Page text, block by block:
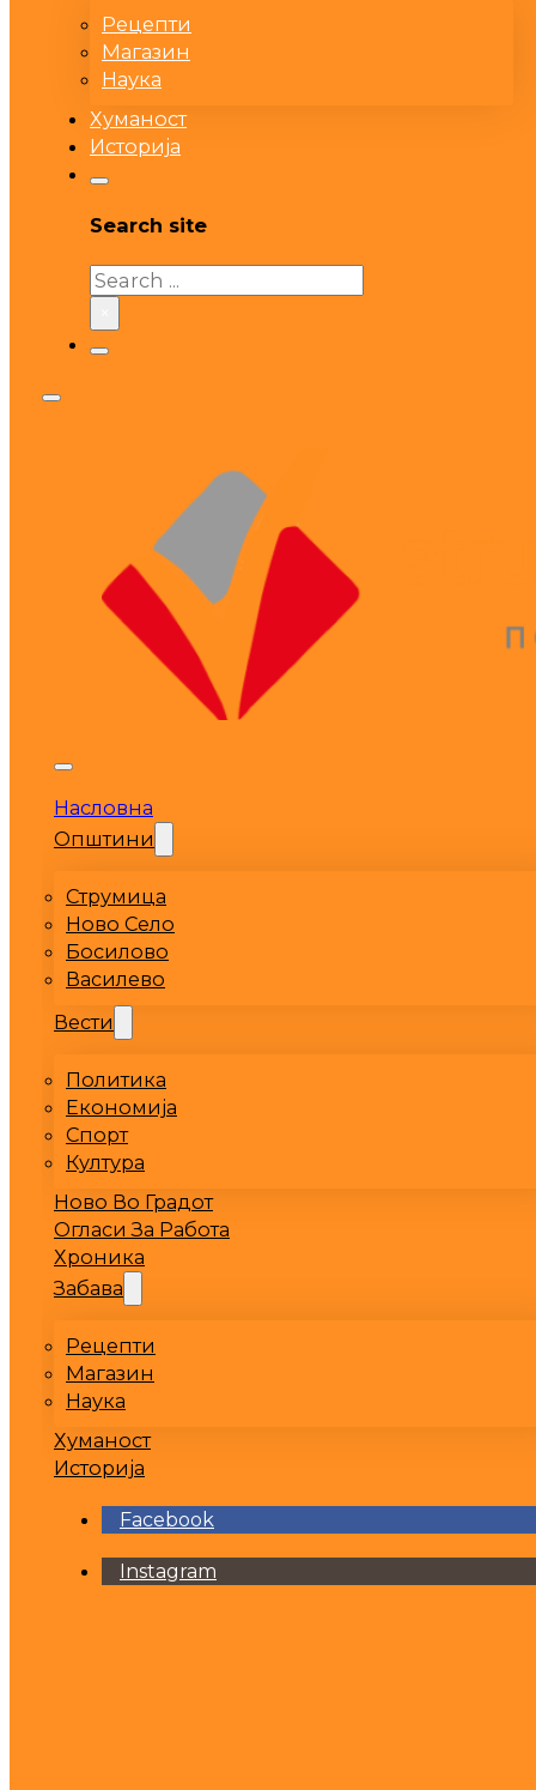
Рецепти
Магазин
Наука
Хуманост
Историја
Search site
Search
Насловна
Општини
Струмица
Ново Село
Босилово
Василево
Вести
Политика
Економија
Спорт
Култура
Ново Во Градот
Огласи За Работа
Хроника
Забава
Рецепти
Магазин
Наука
Хуманост
Историја
Facebook
Instagram